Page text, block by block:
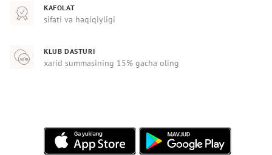
KAFOLAT
sifati va haqiqiyligi
KLUB DASTURI
xarid summasining 15% gacha oling